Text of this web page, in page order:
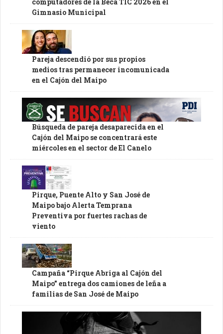
Gimnasio Municipal
Pareja descendió por sus propios
medios tras permanecer incomunicada
en el Cajón del Maipo
Búsqueda de pareja desaparecida en el
Cajón del Maipo se concentrará este
miércoles en el sector de El Canelo
Pirque, Puente Alto y San José de
Maipo bajo Alerta Temprana
Preventiva por fuertes rachas de
viento
Campaña “Pirque Abriga al Cajón del
Maipo” entrega dos camiones de leña a
familias de San José de Maipo